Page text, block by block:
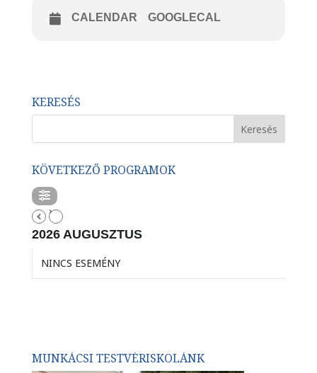
CALENDAR GOOGLECAL
KERESÉS
KÖVETKEZŐ PROGRAMOK
2026 AUGUSZTUS
NINCS ESEMÉNY
MUNKÁCSI TESTVÉRISKOLÁNK